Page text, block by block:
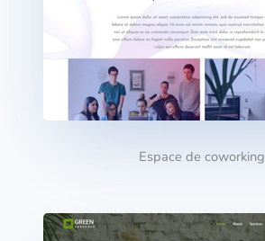
Espace de coworking